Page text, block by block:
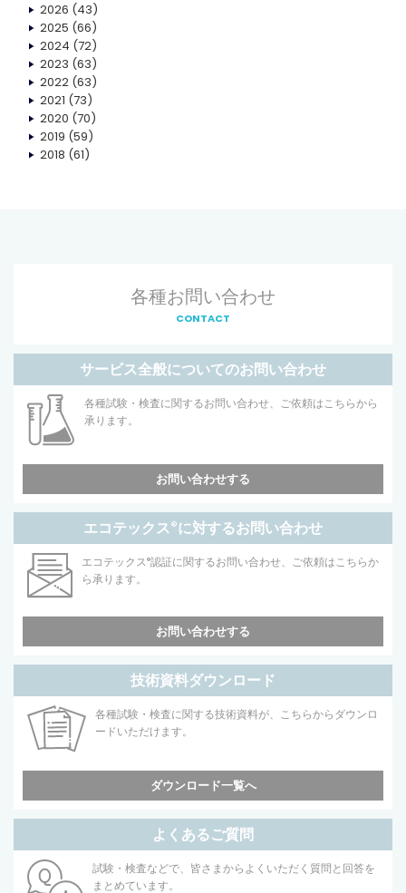
2026 (43)
2025 (66)
2024 (72)
2023 (63)
2022(63)
2021 (73)
2020 (70)
2019 (59)
2018 (61)
各種お問い合わせ
CONTACT
サービス全般についてのお問い合わせ
各種試験・検査に関するお問い合わせ、ご依頼はこちらから
承ります。
お問い合わせする
エコテックス®に対するお問い合わせ
エコテックス®認証に関するお問い合わせ、ご依頼はこちらか
ら承ります。
お問い合わせする
技術資料ダウンロード
各種試験・検査に関する技術資料が、こちらからダウンロ
ードいただけます。
ダウンロード一覧へ
よくあるご質問
試験・検査などで、皆さまからよくいただく質問と回答を
まとめています。